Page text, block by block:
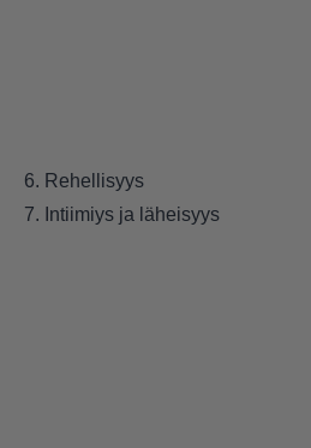
6. Rehellisyys
7. Intiimiys ja läheisyys